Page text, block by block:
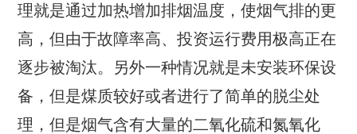
理就是通过加热增加排烟温度，使烟气排的更
高，但由于故障率高、投资运行费用极高正在
逐步被淘汰。另外一种情况就是未安装环保设
备，但是煤质较好或者进行了简单的脱尘处
理，但是烟气含有大量的二氧化硫和氮氧化